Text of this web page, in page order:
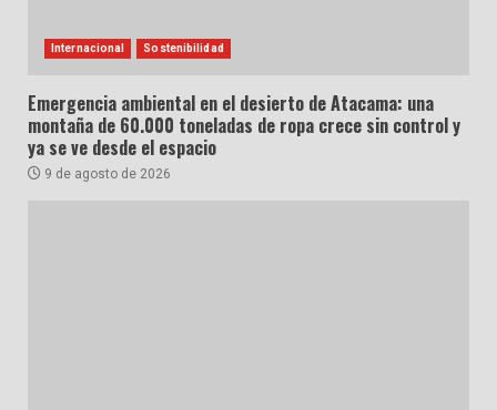
Internacional Sostenibilidad
Emergencia ambiental en el desierto de Atacama: una
montaña de 60.000 toneladas de ropa crece sin control y
ya se ve desde el espacio
9 de agosto de 2026